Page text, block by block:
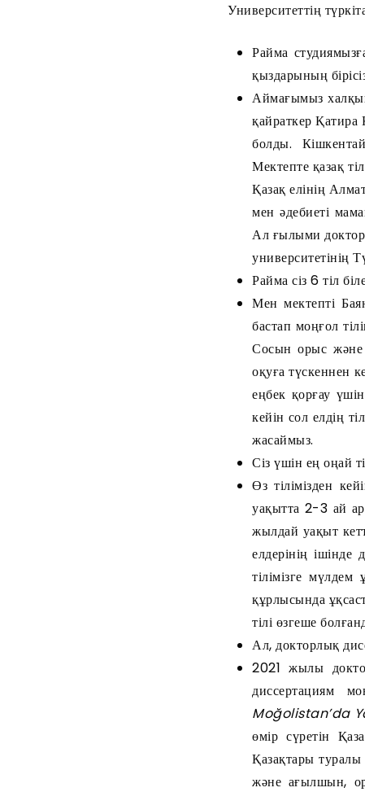
Университеттің
Райма
қыздарының
Аймағымыз
қайраткер Қатира
болды.
Мектепте қазақ
Қазақ елінің
мен әдебиеті
Ал ғылыми
университетінің
Райма сіз 6 тіл
Мен мектепті
бастап моңғол
Сосын орыс және
оқуға түскеннен
еңбек қорғау
кейін сол елдің
жасаймыз.
Сіз үшін ең оңай
Өз тілімізден
уақытта 2-3 ай
жылдай уақыт
елдерінің
тілімізге
құрлысында
тілі өзгеше
Ал, докторлық
2021 жылы
диссертациям
Moğolistan’da
өмір сүретін
Қазақтары
және ағылшын,